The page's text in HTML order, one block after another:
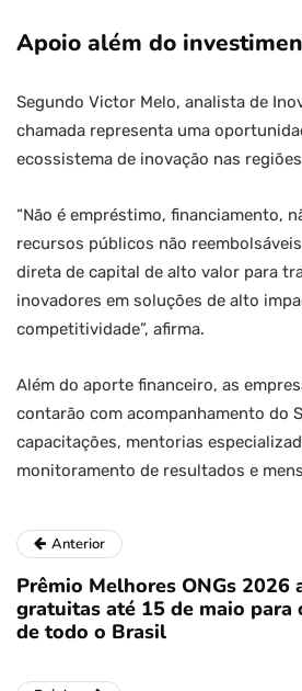
Apoio além do
Segundo Victor Melo, analista de
chamada representa uma
ecossistema de inovação nas
“Não é empréstimo, financiamento,
recursos públicos não
direta de capital de alto valor para
inovadores em soluções de alto
competitividade”, afirma.
Além do aporte financeiro, as
contarão com acompanhamento do
capacitações, mentorias
monitoramento de resultados e
Anterior
Prêmio Melhores ONGs 2026
gratuitas até 15 de maio para
de todo o Brasil